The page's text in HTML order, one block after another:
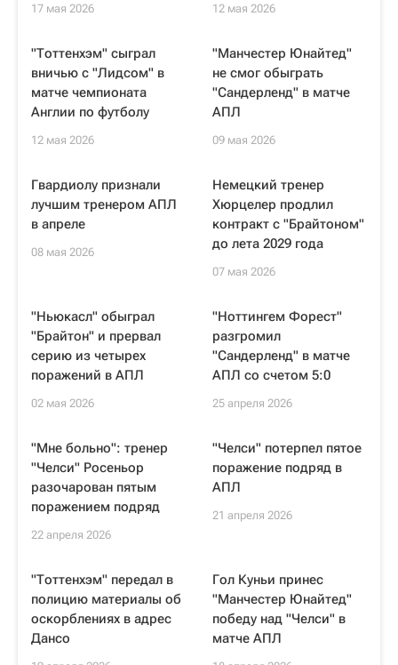
17 мая 2026 12 мая 2026
"Тоттенхэм" сыграл
вничью с "Лидсом" в
матче чемпионата
Англии по футболу
12 мая 2026
"Манчестер Юнайтед"
не смог обыграть
"Сандерленд" в матче
АПЛ
09 мая 2026
Гвардиолу признали
лучшим тренером АПЛ
в апреле
08 мая 2026
Немецкий тренер
Хюрцелер продлил
контракт с "Брайтоном"
до лета 2029 года
07 мая 2026
"Ньюкасл" обыграл
"Брайтон" и прервал
серию из четырех
поражений в АПЛ
02 мая 2026
"Ноттингем Форест"
разгромил
"Сандерленд" в матче
АПЛ со счетом 5:0
25 апреля 2026
"Мне больно": тренер
"Челси" Росеньор
разочарован пятым
поражением подряд
22 апреля 2026
"Челси" потерпел пятое
поражение подряд в
АПЛ
21 апреля 2026
"Тоттенхэм" передал в
полицию материалы об
оскорблениях в адрес
Дансо
Гол Куньи принес
"Манчестер Юнайтед"
победу над "Челси" в
матче АПЛ